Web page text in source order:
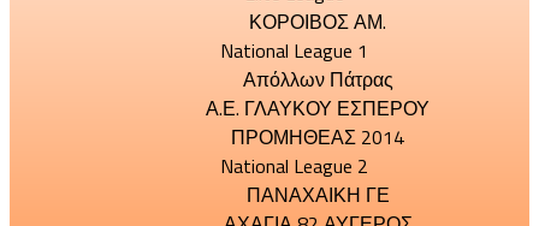
ΚΟΡΟΙΒΟΣ ΑΜ.
National League 1
Απόλλων Πάτρας
Α.Ε. ΓΛΑΥΚΟΥ ΕΣΠΕΡΟΥ
ΠΡΟΜΗΘΕΑΣ 2014
National League 2
ΠΑΝΑΧΑΙΚΗ ΓΕ